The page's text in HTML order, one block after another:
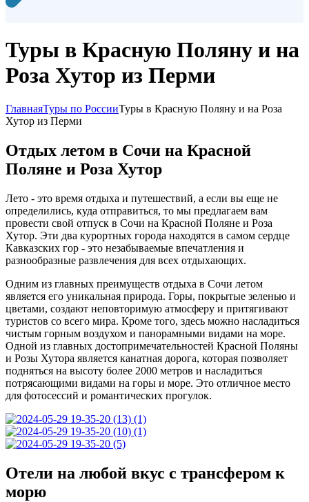
Туры в Красную Поляну и на
Роза Хутор из Перми
ГлавнаяТуры по РоссииТуры в Красную Поляну и на Роза
Хутор из Перми
Отдых летом в Сочи на Красной
Поляне и Роза Хутор
Лето - это время отдыха и путешествий, а если вы еще не
определились, куда отправиться, то мы предлагаем вам
провести свой отпуск в Сочи на Красной Поляне и Роза
Хутор. Эти два курортных города находятся в самом сердце
Кавказских гор - это незабываемые впечатления и
разнообразные развлечения для всех отдыхающих.
Одним из главных преимуществ отдыха в Сочи летом
является его уникальная природа. Горы, покрытые зеленью и
цветами, создают неповторимую атмосферу и притягивают
туристов со всего мира. Кроме того, здесь можно насладиться
чистым горным воздухом и панорамными видами на море.
Одной из главных достопримечательностей Красной Поляны
и Розы Хутора является канатная дорога, которая позволяет
подняться на высоту более 2000 метров и насладиться
потрясающими видами на горы и море. Это отличное место
для фотосессий и романтических прогулок.
Отели на любой вкус с трансфером к
морю